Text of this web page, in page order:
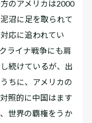
のアメリカは2‌0‌0‌0
沼に足を取られて
応に追われてい
ライナ戦争にも肩
続けているが、出
ちに、アメリカの
照的に中国はます
世界の覇権をうか